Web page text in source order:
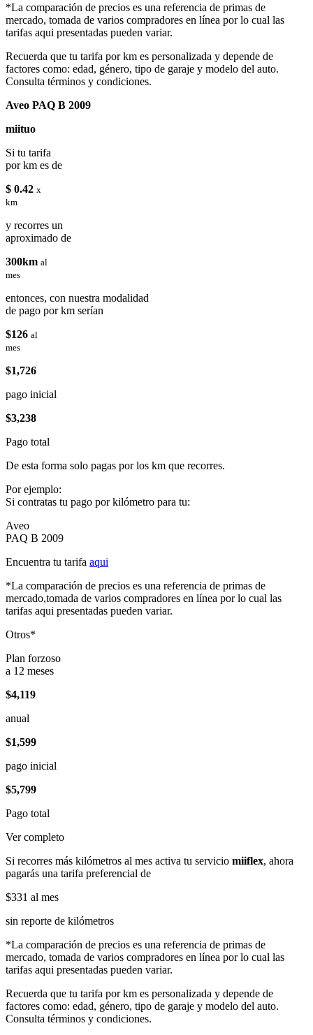
*La comparación de precios es una referencia de primas de
mercado, tomada de varios compradores en línea por lo cual las
tarifas aqui presentadas pueden variar.
Recuerda que tu tarifa por km es personalizada y depende de
factores como: edad, género, tipo de garaje y modelo del auto.
Consulta términos y condiciones.
Aveo PAQ B 2009
miituo
Si tu tarifa
por km es de
$ 0.42 x
km
y recorres un
aproximado de
300km al
mes
entonces, con nuestra modalidad
de pago por km serían
$126 al
mes
$1,726
pago inicial
$3,238
Pago total
De esta forma solo pagas por los km que recorres.
Por ejemplo:
Si contratas tu pago por kilómetro para tu:
Aveo
PAQ B 2009
Encuentra tu tarifa aqui
*La comparación de precios es una referencia de primas de
mercado,tomada de varios compradores en línea por lo cual las
tarifas aqui presentadas pueden variar.
Otros*
Plan forzoso
a 12 meses
$4,119
anual
$1,599
pago inicial
$5,799
Pago total
Ver completo
Si recorres más kilómetros al mes activa tu servicio miiflex, ahora
pagarás una tarifa preferencial de
$331 al mes
sin reporte de kilómetros
*La comparación de precios es una referencia de primas de
mercado, tomada de varios compradores en línea por lo cual las
tarifas aqui presentadas pueden variar.
Recuerda que tu tarifa por km es personalizada y depende de
factores como: edad, género, tipo de garaje y modelo del auto.
Consulta términos y condiciones.